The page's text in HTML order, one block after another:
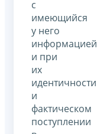
с
имеющийся
у него
информацией
и при
их
идентичности
и
фактическом
поступлении